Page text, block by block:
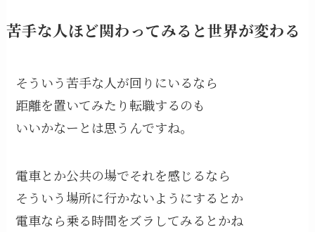
苦手な人ほど関わってみると世界が変わる
そういう苦手な人が回りにいるなら
距離を置いてみたり転職するのも
いいかなーとは思うんですね。
電車とか公共の場でそれを感じるなら
そういう場所に行かないようにするとか
電車なら乗る時間をズラしてみるとかね